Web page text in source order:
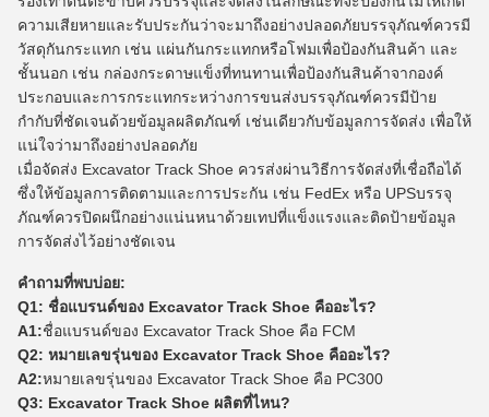
ความเสียหายและรับประกันว่าจะมาถึงอย่างปลอดภัยบรรจุภัณฑ์ควรมี
วัสดุกันกระแทก เช่น แผ่นกันกระแทกหรือโฟมเพื่อป้องกันสินค้า และ
ชั้นนอก เช่น กล่องกระดาษแข็งที่ทนทานเพื่อป้องกันสินค้าจากองค์
ประกอบและการกระแทกระหว่างการขนส่งบรรจุภัณฑ์ควรมีป้าย
กำกับที่ชัดเจนด้วยข้อมูลผลิตภัณฑ์ เช่นเดียวกับข้อมูลการจัดส่ง เพื่อให้
แน่ใจว่ามาถึงอย่างปลอดภัย
เมื่อจัดส่ง Excavator Track Shoe ควรส่งผ่านวิธีการจัดส่งที่เชื่อถือได้
ซึ่งให้ข้อมูลการติดตามและการประกัน เช่น FedEx หรือ UPSบรรจุ
ภัณฑ์ควรปิดผนึกอย่างแน่นหนาด้วยเทปที่แข็งแรงและติดป้ายข้อมูล
การจัดส่งไว้อย่างชัดเจน
คำถามที่พบบ่อย:
Q1: ชื่อแบรนด์ของ Excavator Track Shoe คืออะไร?
A1:ชื่อแบรนด์ของ Excavator Track Shoe คือ FCM
Q2: หมายเลขรุ่นของ Excavator Track Shoe คืออะไร?
A2:หมายเลขรุ่นของ Excavator Track Shoe คือ PC300
Q3: Excavator Track Shoe ผลิตที่ไหน?